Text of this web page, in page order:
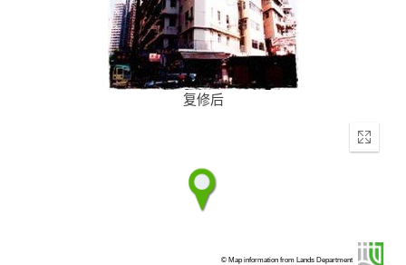
复修后
Enter
© Map information from Lands Department